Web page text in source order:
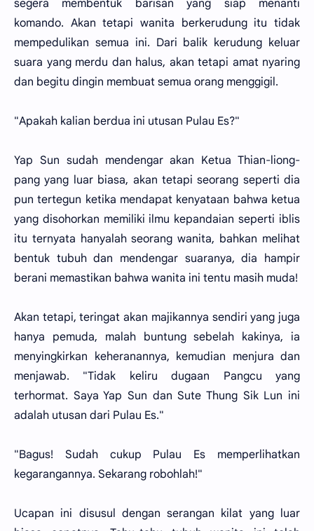
segera membentuk barisan yang siap menanti
komando. Akan tetapi wanita berkerudung itu tidak
mempedulikan semua ini. Dari balik kerudung keluar
suara yang merdu dan halus, akan tetapi amat nyaring
dan begitu dingin membuat semua orang menggigil.
"Apakah kalian berdua ini utusan Pulau Es?"
Yap Sun sudah mendengar akan Ketua Thian-liong-
pang yang luar biasa, akan tetapi seorang seperti dia
pun tertegun ketika mendapat kenyataan bahwa ketua
yang disohorkan memiliki ilmu kepandaian seperti iblis
itu ternyata hanyalah seorang wanita, bahkan melihat
bentuk tubuh dan mendengar suaranya, dia hampir
berani memastikan bahwa wanita ini tentu masih muda!
Akan tetapi, teringat akan majikannya sendiri yang juga
hanya pemuda, malah buntung sebelah kakinya, ia
menyingkirkan keheranannya, kemudian menjura dan
menjawab. "Tidak keliru dugaan Pangcu yang
terhormat. Saya Yap Sun dan Sute Thung Sik Lun ini
adalah utusan dari Pulau Es."
"Bagus! Sudah cukup Pulau Es memperlihatkan
kegarangannya. Sekarang robohlah!"
Ucapan ini disusul dengan serangan kilat yang luar